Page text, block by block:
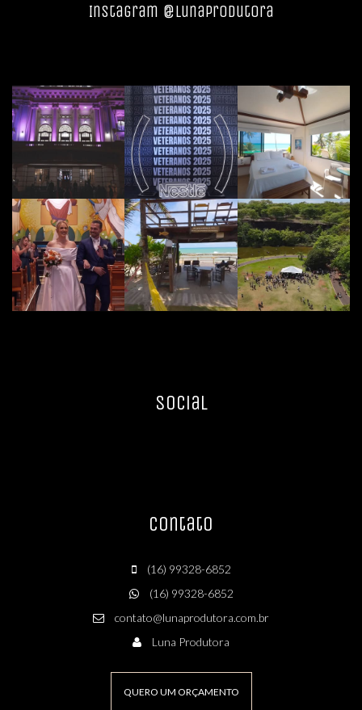
Instagram @lunaprodutora
Social
Contato
(16) 99328-6852
(16) 99328-6852
contato@lunaprodutora.com.br
Luna Produtora
QUERO UM ORÇAMENTO